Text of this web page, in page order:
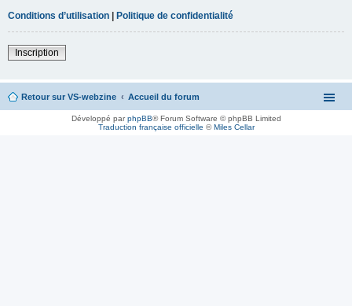
Conditions d’utilisation | Politique de confidentialité
Inscription
Retour sur VS-webzine Accueil du forum
Développé parphpBB® Forum Software © phpBB Limited
Traduction française officielle ©Miles Cellar